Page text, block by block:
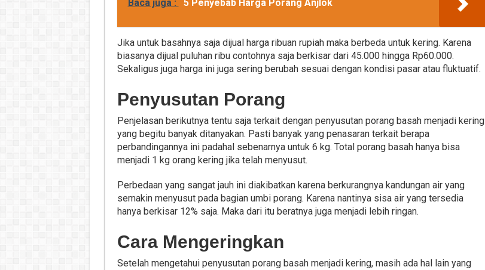
Baca juga : 5 Penyebab Harga Porang Anjlok
Jika untuk basahnya saja dijual harga ribuan rupiah maka berbeda untuk kering. Karena
biasanya dijual puluhan ribu contohnya saja berkisar dari 45.000 hingga Rp60.000.
Sekaligus juga harga ini juga sering berubah sesuai dengan kondisi pasar atau fluktuatif.
Penyusutan Porang
Penjelasan berikutnya tentu saja terkait dengan penyusutan porang basah menjadi kering
yang begitu banyak ditanyakan. Pasti banyak yang penasaran terkait berapa
perbandingannya ini padahal sebenarnya untuk 6 kg. Total porang basah hanya bisa
menjadi 1 kg orang kering jika telah menyusut.
Perbedaan yang sangat jauh ini diakibatkan karena berkurangnya kandungan air yang
semakin menyusut pada bagian umbi porang. Karena nantinya sisa air yang tersedia
hanya berkisar 12% saja. Maka dari itu beratnya juga menjadi lebih ringan.
Cara Mengeringkan
Setelah mengetahui penyusutan porang basah menjadi kering, masih ada hal lain yang